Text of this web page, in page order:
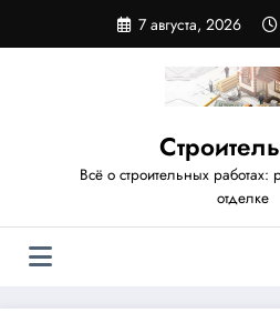
содержимому
7 августа, 2026
Всё о строительных работах:
отделке